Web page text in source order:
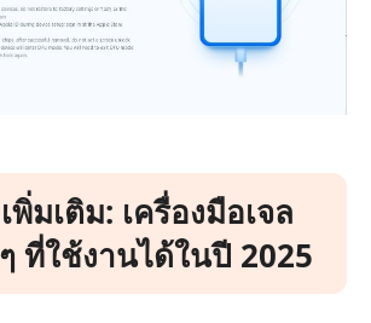
พิ่มเติม: เครื่องมือเจล
ที่ใช้งานได้ในปี 2025